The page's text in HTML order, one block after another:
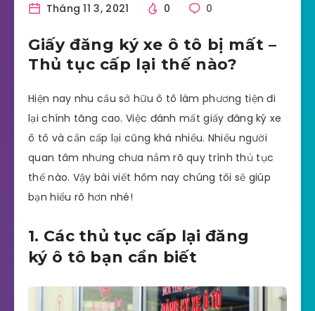
Tháng 11 3, 2021 0 0
Giấy đăng ký xe ô tô bị mất –
Thủ tục cấp lại thế nào?
Hiện nay nhu cầu sở hữu ô tô làm phương tiện đi
lại chính tăng cao. Việc đánh mất giấy đăng ký xe
ô tô và cần cấp lại cũng khá nhiều. Nhiều người
quan tâm nhưng chưa nắm rõ quy trình thủ tục
thế nào. Vậy bài viết hôm nay chúng tôi sẽ giúp
bạn hiểu rõ hơn nhé!
1. Các thủ tục cấp lại đăng
ký ô tô bạn cần biết